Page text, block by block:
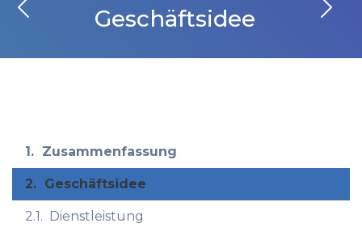
Geschäftsidee
1. Zusammenfassung
2. Geschäftsidee
2.1. Dienstleistung